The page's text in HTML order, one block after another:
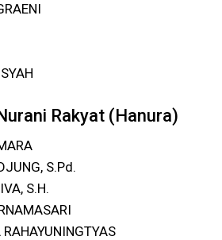
Rakyat (Hanura)
S.Pd.
S.H.